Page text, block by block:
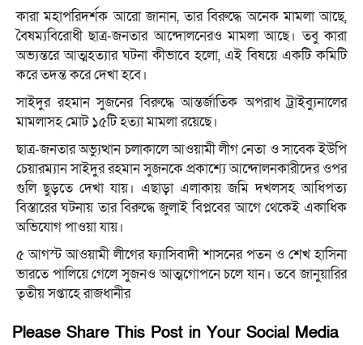
কারা মহাপরিদর্শক আরো জানান, তার বিরুদ্ধে অনেক মামলা আছে,
বৈষম্যবিরোধী ছাত্র-জনতার আন্দোলনেরও মামলা আছে। তবু কারা
অভ্যন্তরে আত্মহত্যার ঘটনা কীভাবে হলো, এই বিষয়ে একটি কমিটি
করে তদন্ত করে দেখা হবে।
সাইদুর রহমান সুজনের বিরুদ্ধে আন্তর্জাতিক অপরাধ ট্রাইব্যুনালের
মামলাসহ মোট ১৫টি হত্যা মামলা রয়েছে।
ছাত্র-জনতার অভ্যুত্থান চলাকালে আওয়ামী লীগ নেতা ও সাবেক ইউপি
চেয়ারম্যান সাইদুর রহমান সুজনকে প্রকাশ্যে আন্দোলনকারীদের ওপর
গুলি ছুড়তে দেখা যায়। এছাড়া এলাকায় জমি দখলসহ আধিপত্য
বিস্তারের ঘটনায় তার বিরুদ্ধে জুলাই বিপ্লবের আগে থেকেই একাধিক
অভিযোগ পাওয়া যায়।
৫ আগস্ট আওয়ামী লীগের ফ্যাসিবাদী শাসনের পতন ও শেখ হাসিনা
ভারতে পালিয়ে গেলে সুজনও আত্মগোপনে চলে যান। তবে জানুয়ারির
তৃতীয় সপ্তাহে রাজধানীর
Please Share This Post in Your Social Media